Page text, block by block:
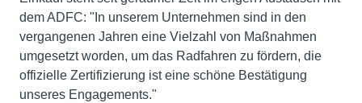
dem ADFC: "In unserem Unternehmen sind in den
vergangenen Jahren eine Vielzahl von Maßnahmen
umgesetzt worden, um das Radfahren zu fördern, die
offizielle Zertifizierung ist eine schöne Bestätigung
unseres Engagements."